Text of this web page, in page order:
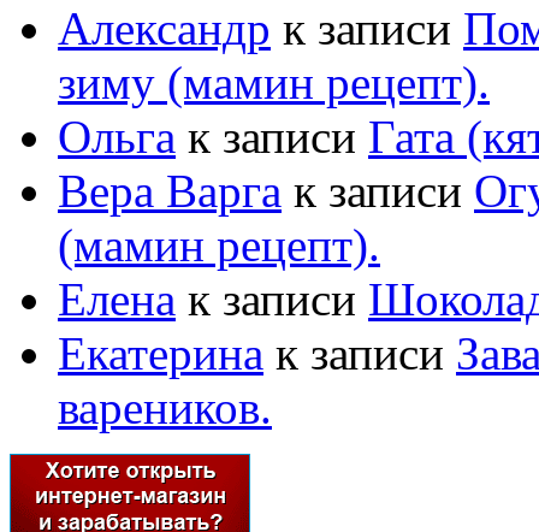
Александр к записи
зиму (мамин рецепт).
Ольга к записи Гата
Вера Варга к записи
(мамин рецепт).
Елена к записи
Екатерина к записи
вареников.